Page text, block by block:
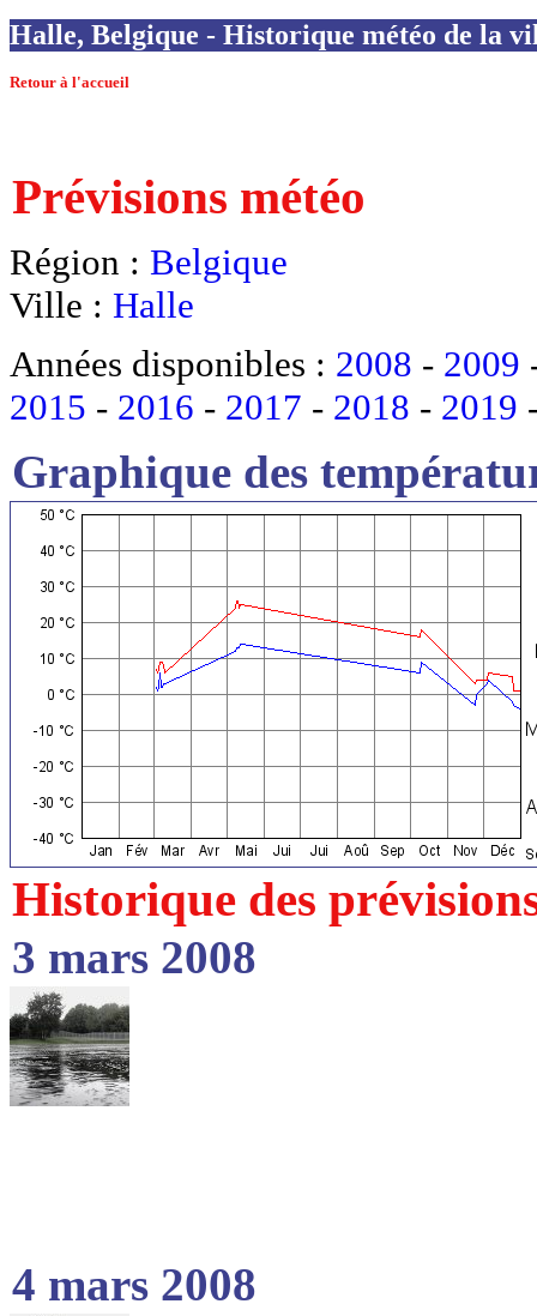
Halle, Belgique - Historique météo de la
Retour à l'accueil
Prévisions météo
Région : Belgique
Ville : Halle
Années disponibles : 2008 - 2009
2015 - 2016 - 2017 - 2018 - 2019
Graphique des
Historique des
3 mars 2008
4 mars 2008